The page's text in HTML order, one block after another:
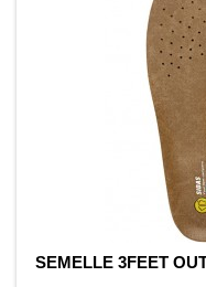
SEMELLE 3FEET